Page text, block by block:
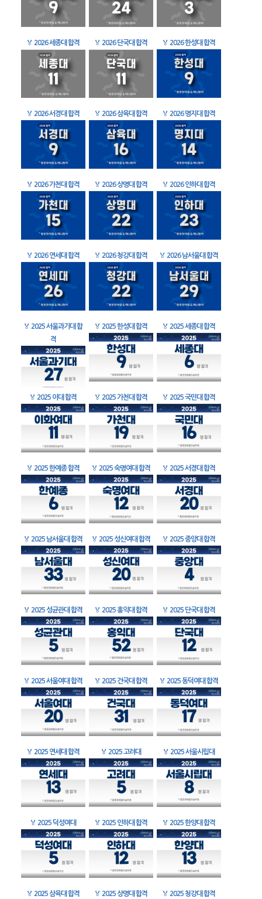
🏅 2026 세종대 합격 🏅 2026 단국대 합격 🏅 2026 한성대 합격
🏅 2026 서경대 합격 🏅 2026 삼육대 합격 🏅 2026 명지대 합격
🏅 2026 가천대 합격 🏅 2026 상명대 합격 🏅 2026 인하대 합격
🏅 2026 연세대 합격 🏅 2026 청강대 합격 🏅 2026 남서울대 합격
🏅 2025 서울과기대 합
격
🏅 2025 한성대 합격 🏅 2025 세종대 합격
🏅 2025 이대 합격 🏅 2025 가천대 합격 🏅 2025 국민대 합격
🏅 2025 한예종 합격 🏅 2025 숙명여대 합격 🏅 2025 서경대 합격
🏅 2025 남서울대 합격 🏅 2025 성신여대 합격 🏅 2025 중앙대 합격
🏅 2025 성균관대 합격 🏅 2025 홍익대 합격 🏅 2025 단국대 합격
🏅 2025 서울여대 합격 🏅 2025 건국대 합격 🏅 2025 동덕여대 합격
🏅 2025 연세대 합격 🏅 2025 고려대 🏅 2025 서울시립대
🏅 2025 덕성여대 🏅 2025 인하대 합격 🏅 2025 한양대 합격
🏅 2025 삼육대 합격 🏅 2025 상명대 합격 🏅 2025 청강대 합격